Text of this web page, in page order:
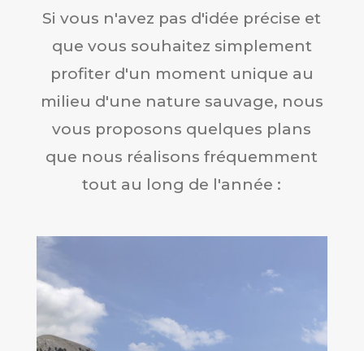
Si vous n'avez pas d'idée précise et
que vous souhaitez simplement
profiter d'un moment unique au
milieu d'une nature sauvage, nous
vous proposons quelques plans
que nous réalisons fréquemment
tout au long de l'année :